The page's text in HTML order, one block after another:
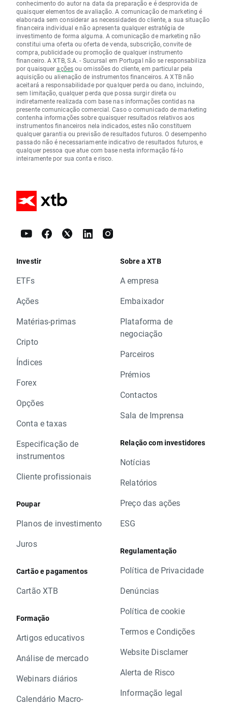
conhecimento do autor na data da preparação e é desprovida de
quaisquer elementos de avaliação. A comunicação de marketing é
elaborada sem considerar as necessidades do cliente, a sua situação
financeira individual e não apresenta qualquer estratégia de
investimento de forma alguma. A comunicação de marketing não
constitui uma oferta ou oferta de venda, subscrição, convite de
compra, publicidade ou promoção de qualquer instrumento
financeiro. A XTB, S.A. - Sucursal em Portugal não se responsabiliza
por quaisqueraçõesou omissões do cliente, em particular pela
aquisição ou alienação de instrumentos financeiros. A XTB não
aceitará a responsabilidade por qualquer perda ou dano, incluindo,
sem limitação, qualquer perda que possa surgir direta ou
indiretamente realizada com base nas informações contidas na
presente comunicação comercial. Caso o comunicado de marketing
contenha informações sobre quaisquer resultados relativos aos
instrumentos financeiros nela indicados, estes não constituem
qualquer garantia ou previsão de resultados futuros. O desempenho
passado não é necessariamente indicativo de resultados futuros, e
qualquer pessoa que atue com base nesta informação fá-lo
inteiramente por sua conta e risco.
Investir
ETFs
Ações
Matérias-primas
Cripto
Índices
Forex
Opções
Conta e taxas
Especificação de
instrumentos
Cliente profissionais
Poupar
Planos de investimento
Juros
Cartão e pagamentos
Cartão XTB
Formação
Artigos educativos
Análise de mercado
Webinars diários
Calendário Macro-
Sobre a XTB
A empresa
Embaixador
Plataforma de
negociação
Parceiros
Prémios
Contactos
Sala de Imprensa
Relação com investidores
Notícias
Relatórios
Preço das ações
ESG
Regulamentação
Política de Privacidade
Denúncias
Política de cookie
Termos e Condições
Website Disclamer
Alerta de Risco
Informação legal